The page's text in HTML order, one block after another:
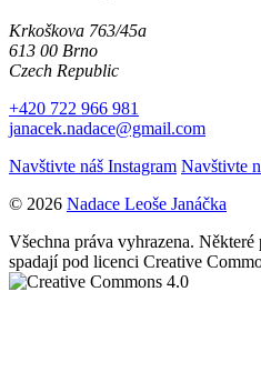
Krkoškova 763/45a
613 00 Brno
Czech Republic
+420 722 966 981
janacek.nadace@gmail.com
Navštivte náš Instagram Navštivte
© 2026 Nadace Leoše Janáčka
Všechna práva vyhrazena.
spadají pod licenci Creative